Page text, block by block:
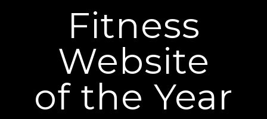
Fitness
Website
of the Year